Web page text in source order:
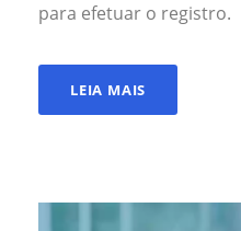
para efetuar o registro.
LEIA MAIS